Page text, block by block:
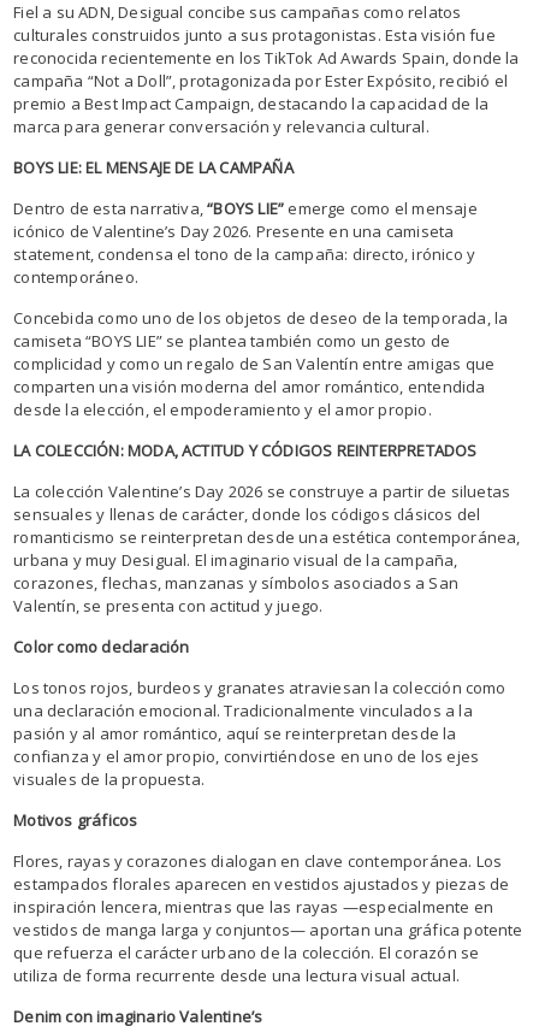
Fiel a su ADN, Desigual concibe sus campañas como relatos
culturales construidos junto a sus protagonistas. Esta visión fue
reconocida recientemente en los TikTok Ad Awards Spain, donde la
campaña “Not a Doll”, protagonizada por Ester Expósito, recibió el
premio a Best Impact Campaign, destacando la capacidad de la
marca para generar conversación y relevancia cultural.
BOYS LIE: EL MENSAJE DE LA CAMPAÑA
Dentro de esta narrativa,“BOYS LIE” emerge como el mensaje
icónico de Valentine’s Day 2026. Presente en una camiseta
statement, condensa el tono de la campaña: directo, irónico y
contemporáneo.
Concebida como uno de los objetos de deseo de la temporada, la
camiseta “BOYS LIE” se plantea también como un gesto de
complicidad y como un regalo de San Valentín entre amigas que
comparten una visión moderna del amor romántico, entendida
desde la elección, el empoderamiento y el amor propio.
LA COLECCIÓN: MODA, ACTITUD Y CÓDIGOS REINTERPRETADOS
La colección Valentine’s Day 2026 se construye a partir de siluetas
sensuales y llenas de carácter, donde los códigos clásicos del
romanticismo se reinterpretan desde una estética contemporánea,
urbana y muy Desigual. El imaginario visual de la campaña,
corazones, flechas, manzanas y símbolos asociados a San
Valentín, se presenta con actitud y juego.
Color como declaración
Los tonos rojos, burdeos y granates atraviesan la colección como
una declaración emocional. Tradicionalmente vinculados a la
pasión y al amor romántico, aquí se reinterpretan desde la
confianza y el amor propio, convirtiéndose en uno de los ejes
visuales de la propuesta.
Motivos gráficos
Flores, rayas y corazones dialogan en clave contemporánea. Los
estampados florales aparecen en vestidos ajustados y piezas de
inspiración lencera, mientras que las rayas —especialmente en
vestidos de manga larga y conjuntos— aportan una gráfica potente
que refuerza el carácter urbano de la colección. El corazón se
utiliza de forma recurrente desde una lectura visual actual.
Denim con imaginario Valentine’s